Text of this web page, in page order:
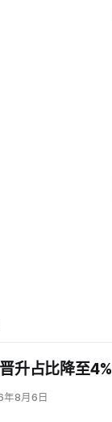
升占比降至4%
年8月6日